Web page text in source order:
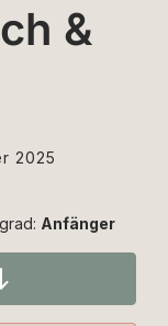
&
2025
Anfänger